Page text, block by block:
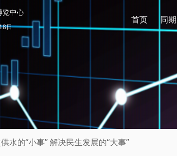
览中心
日
首页 同
水的“小事” 解决民生发展的“大事”